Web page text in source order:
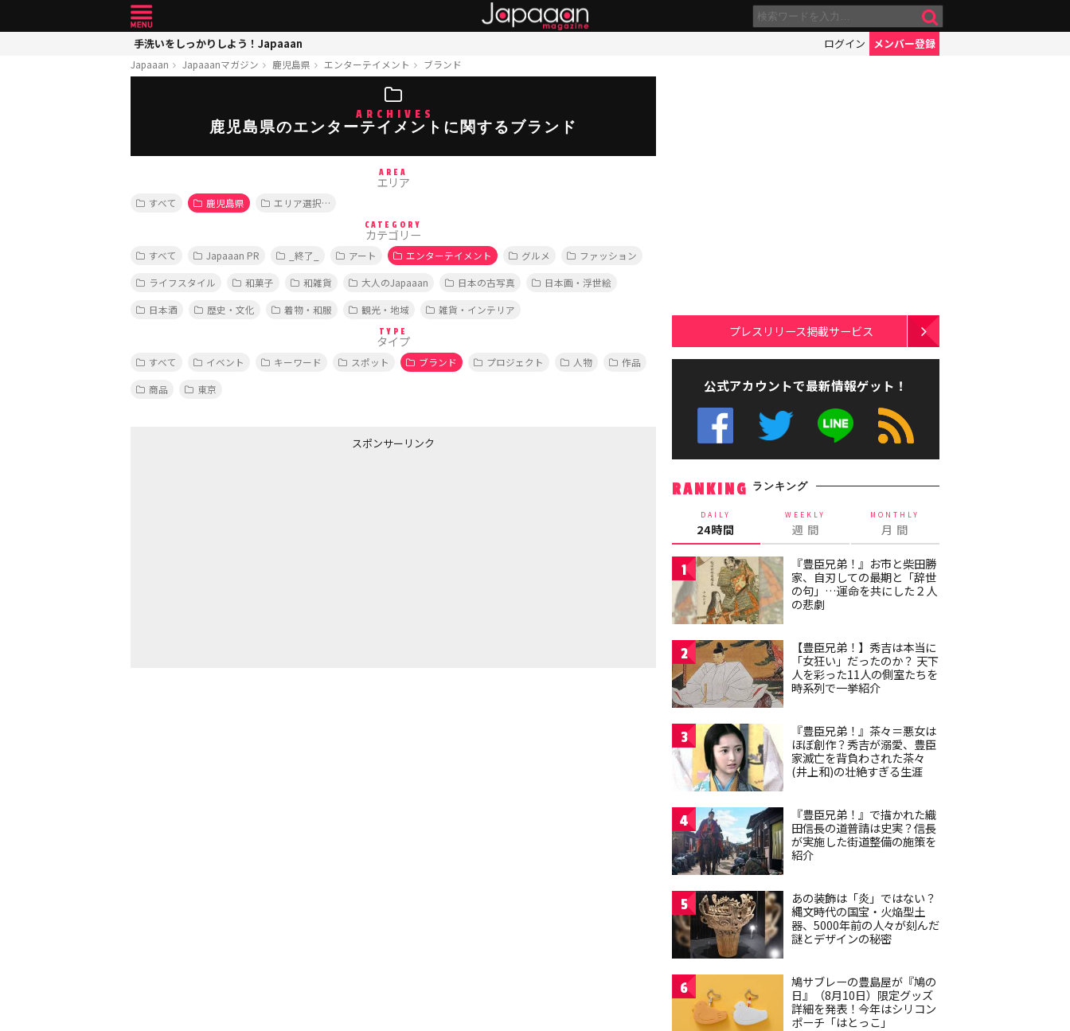
手洗いをしっかりしよう！Japaaan ログイン メンバー登録
Japaaan Japaaanマガジン 鹿児島県 エンターテイメント ブランド
ARCHIVES
鹿児島県のエンターテイメントに関するブランド
AREA
エリア
すべて 鹿児島県 エリア選択…
CATEGORY
カテゴリー
すべて Japaaan PR _終了_ アート エンターテイメント グルメ
ファッション
ライフスタイル
和菓子 和雑貨 大人のJapaaan 日本の古写真
日本画・浮世絵
日本酒
歴史・文化 着物・和服 観光・地域 雑貨・インテリア
TYPE
タイプ
すべて イベント キーワード スポット ブランド プロジェクト 人物
作品
商品
東京
スポンサーリンク
プレスリリース掲載サービス
公式アカウントで最新情報ゲット！
RANKING ランキング
DAILY
24時間
WEEKLY
週 間
MONTHLY
月 間
1
『豊臣兄弟！』お市と柴田勝
家、自刃しての最期と「辞世
の句」…運命を共にした２人
の悲劇
2
【豊臣兄弟！】秀吉は本当に
「女狂い」だったのか？ 天下
人を彩った11人の側室たちを
時系列で一挙紹介
3
『豊臣兄弟！』茶々＝悪女は
ほぼ創作？秀吉が溺愛、豊臣
家滅亡を背負わされた茶々
(井上和)の壮絶すぎる生涯
4
『豊臣兄弟！』で描かれた織
田信長の道普請は史実？信長
が実施した街道整備の施策を
紹介
5
あの装飾は「炎」ではない？
縄文時代の国宝・火焔型土
器、5000年前の人々が刻んだ
謎とデザインの秘密
6
鳩サブレーの豊島屋が『鳩の
日』（8月10日）限定グッズ
詳細を発表！今年はシリコン
ポーチ「はとっこ」